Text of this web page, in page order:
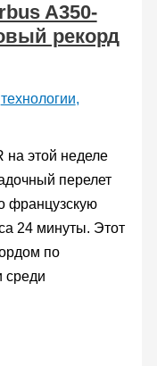
A350-
рекорд
технологии,
этой неделе
перелет
французскую
24 минуты. Этот
по
среди